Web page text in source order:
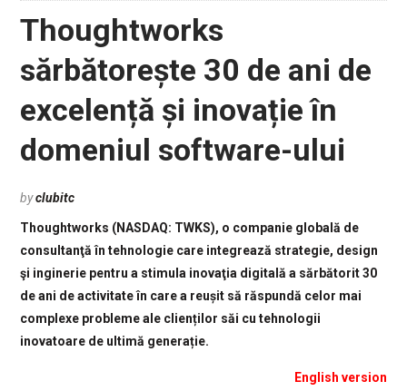
Thoughtworks
sărbătorește 30 de ani de
excelență și inovație în
domeniul software-ului
byclubitc
Thoughtworks (NASDAQ: TWKS), o companie globală de
consultanţă în tehnologie care integrează strategie, design
şi inginerie pentru a stimula inovaţia digitală a sărbătorit 30
de ani de activitate în care a reușit să răspundă celor mai
complexe probleme ale clienților săi cu tehnologii
inovatoare de ultimă generație.
English version